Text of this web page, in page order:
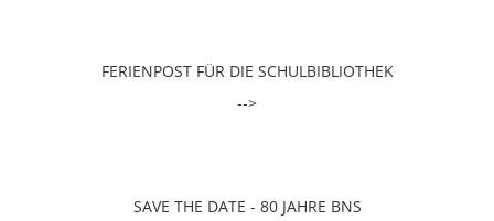
FERIENPOST FÜR DIE SCHULBIBLIOTHEK
-->
SAVE THE DATE - 80 JAHRE BNS